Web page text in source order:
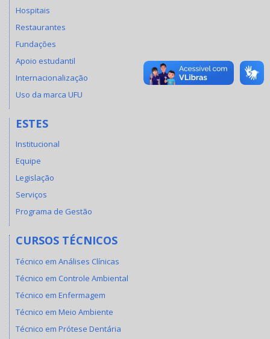
Hospitais
Restaurantes
Fundações
Apoio estudantil
Internacionalização
Uso da marca UFU
ESTES
Institucional
Equipe
Legislação
Serviços
Programa de Gestão
CURSOS TÉCNICOS
Técnico em Análises Clínicas
Técnico em Controle Ambiental
Técnico em Enfermagem
Técnico em Meio Ambiente
Técnico em Prótese Dentária